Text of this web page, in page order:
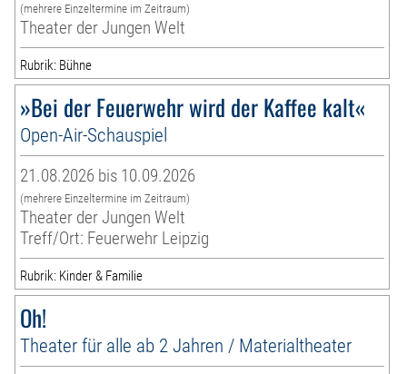
(mehrere Einzeltermine im Zeitraum)
Theater der Jungen Welt
Rubrik: Bühne
»Bei der Feuerwehr wird der Kaffee kalt«
Open-Air-Schauspiel
21.08.2026 bis 10.09.2026
(mehrere Einzeltermine im Zeitraum)
Theater der Jungen Welt
Treff/Ort: Feuerwehr Leipzig
Rubrik: Kinder & Familie
Oh!
Theater für alle ab 2 Jahren / Materialtheater